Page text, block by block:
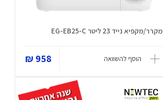
מקרר/מקפיא נייד 23 ליטר EG-EB25-C
הוסף להשוואה 958 ₪